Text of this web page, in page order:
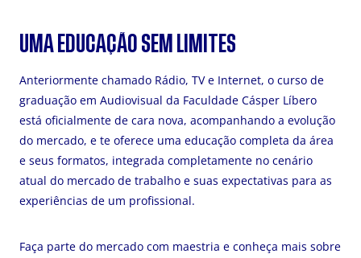
UMA EDUCAÇÃO SEM LIMITES
Anteriormente chamado Rádio, TV e Internet, o curso de
graduação em Audiovisual da Faculdade Cásper Líbero
está oficialmente de cara nova, acompanhando a evolução
do mercado, e te oferece uma educação completa da área
e seus formatos, integrada completamente no cenário
atual do mercado de trabalho e suas expectativas para as
experiências de um profissional.
Faça parte do mercado com maestria e conheça mais sobre